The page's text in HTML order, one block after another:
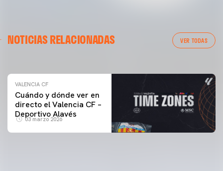
NOTICIAS RELACIONADAS VER TODAS
ENTRENAMIENTO DEL VALENCIA CF 04/03/26
VALENCIA CF
Cuándo y dónde ver en
directo el Valencia CF –
Deportivo Alavés
03 marzo 2026